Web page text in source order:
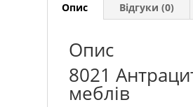
Опис Відгуки (0)
Опис
8021
меблів